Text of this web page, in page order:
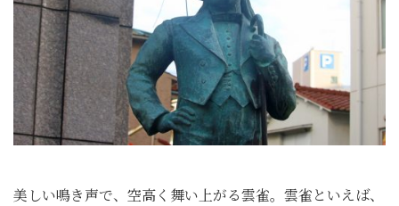
美しい鳴き声で、空高く舞い上がる雲雀。雲雀といえば、